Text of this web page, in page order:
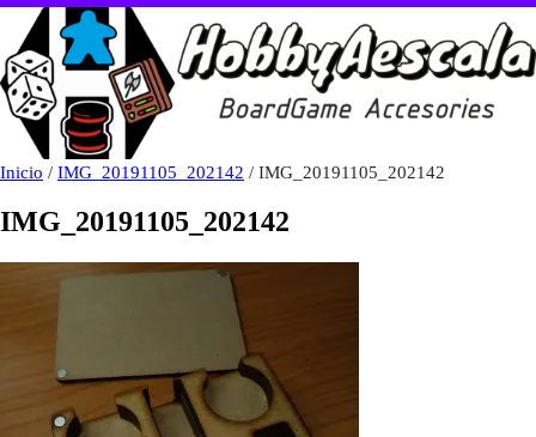
Inicio / IMG_20191105_202142 / IMG_20191105_202142
IMG_20191105_202142